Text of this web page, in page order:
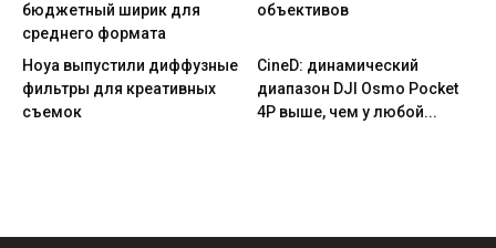
бюджетный ширик для
среднего формата
объективов
Hoya выпустили диффузные
фильтры для креативных
съемок
CineD: динамический
диапазон DJI Osmo Pocket
4P выше, чем у любой...